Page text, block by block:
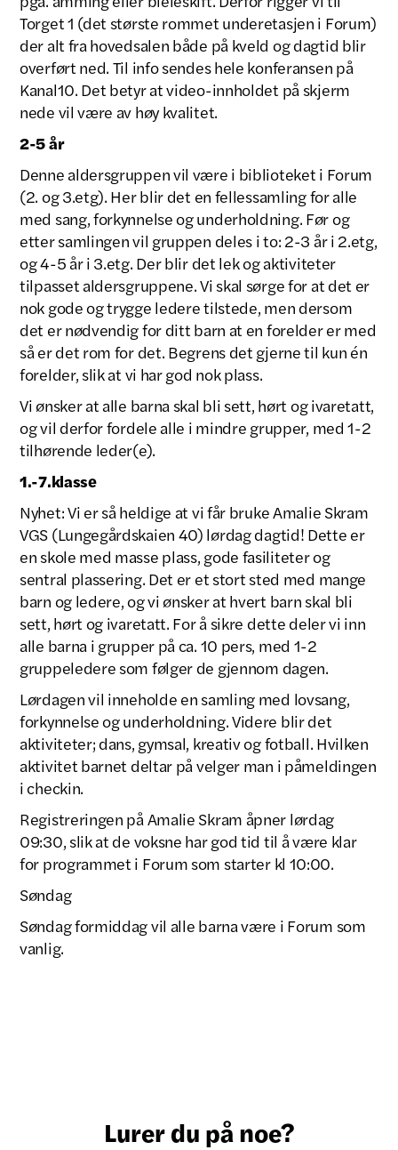
Torget 1 (det største rommet underetasjen i Forum)
der alt fra hovedsalen både på kveld og dagtid blir
overført ned. Til info sendes hele konferansen på
Kanal10. Det betyr at video-innholdet på skjerm
nede vil være av høy kvalitet.
2-5 år
Denne aldersgruppen vil være i biblioteket i Forum
(2. og 3.etg). Her blir det en fellessamling for alle
med sang, forkynnelse og underholdning. Før og
etter samlingen vil gruppen deles i to: 2-3 år i 2.etg,
og 4-5 år i 3.etg. Der blir det lek og aktiviteter
tilpasset aldersgruppene. Vi skal sørge for at det er
nok gode og trygge ledere tilstede, men dersom
det er nødvendig for ditt barn at en forelder er med
så er det rom for det. Begrens det gjerne til kun én
forelder, slik at vi har god nok plass.
Vi ønsker at alle barna skal bli sett, hørt og ivaretatt,
og vil derfor fordele alle i mindre grupper, med 1-2
tilhørende leder(e).
1.-7.klasse
Nyhet: Vi er så heldige at vi får bruke Amalie Skram
VGS (Lungegårdskaien 40) lørdag dagtid! Dette er
en skole med masse plass, gode fasiliteter og
sentral plassering. Det er et stort sted med mange
barn og ledere, og vi ønsker at hvert barn skal bli
sett, hørt og ivaretatt. For å sikre dette deler vi inn
alle barna i grupper på ca. 10 pers, med 1-2
gruppeledere som følger de gjennom dagen.
Lørdagen vil inneholde en samling med lovsang,
forkynnelse og underholdning. Videre blir det
aktiviteter; dans, gymsal, kreativ og fotball. Hvilken
aktivitet barnet deltar på velger man i påmeldingen
i checkin.
Registreringen på Amalie Skram åpner lørdag
09:30, slik at de voksne har god tid til å være klar
for programmet i Forum som starter kl 10:00.
Søndag
Søndag formiddag vil alle barna være i Forum som
vanlig.
Lurer du på noe?